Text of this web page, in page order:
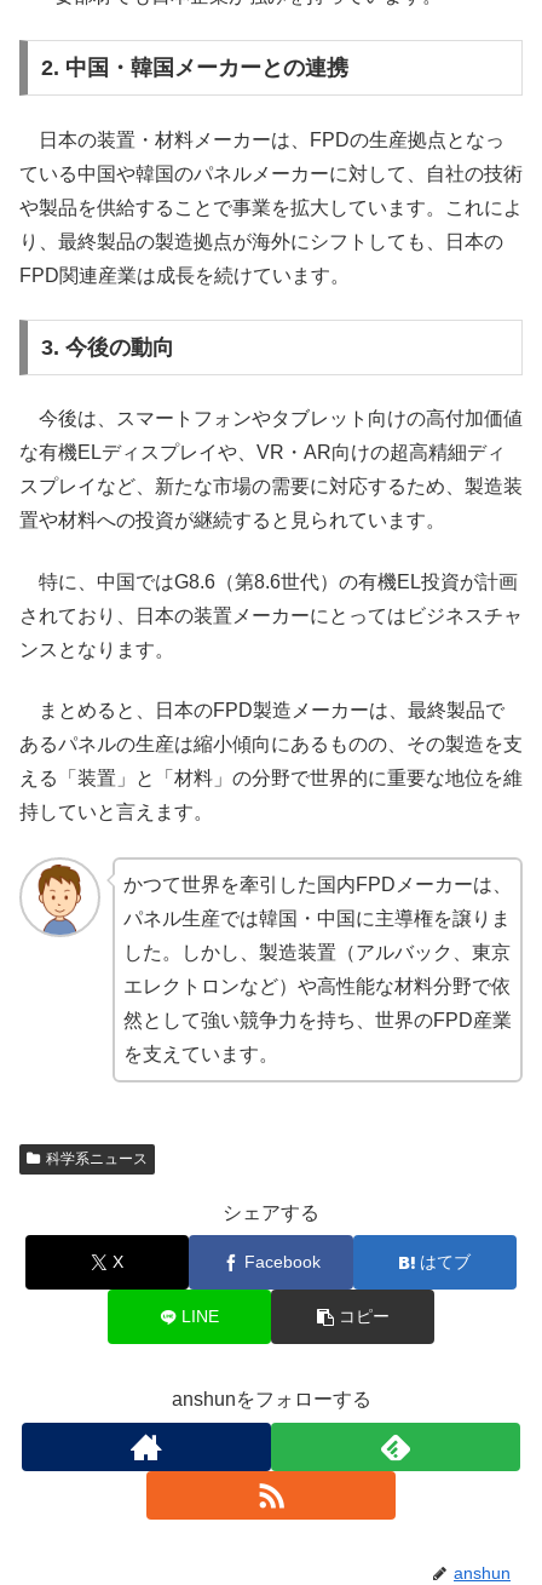
2. 中国・韓国メーカーとの連携
日本の装置・材料メーカーは、FPDの生産拠点となっ
ている中国や韓国のパネルメーカーに対して、自社の技術
や製品を供給することで事業を拡大しています。これによ
り、最終製品の製造拠点が海外にシフトしても、日本の
FPD関連産業は成長を続けています。
3. 今後の動向
今後は、スマートフォンやタブレット向けの高付加価値
な有機ELディスプレイや、VR・AR向けの超高精細ディ
スプレイなど、新たな市場の需要に対応するため、製造装
置や材料への投資が継続すると見られています。
特に、中国ではG8.6（第8.6世代）の有機EL投資が計画
されており、日本の装置メーカーにとってはビジネスチャ
ンスとなります。
まとめると、日本のFPD製造メーカーは、最終製品で
あるパネルの生産は縮小傾向にあるものの、その製造を支
える「装置」と「材料」の分野で世界的に重要な地位を維
持していと言えます。
かつて世界を牽引した国内FPDメーカーは、
パネル生産では韓国・中国に主導権を譲りま
した。しかし、製造装置（アルバック、東京
エレクトロンなど）や高性能な材料分野で依
然として強い競争力を持ち、世界のFPD産業
を支えています。
科学系ニュース
シェアする
X Facebook はてブ
LINE コピー
anshunをフォローする
anshun